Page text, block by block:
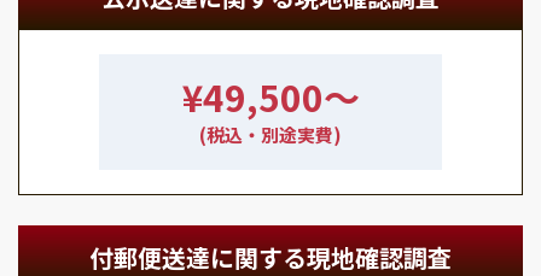
¥49,500〜
(税込・別途実費)
付郵便送達に関する現地確認調査